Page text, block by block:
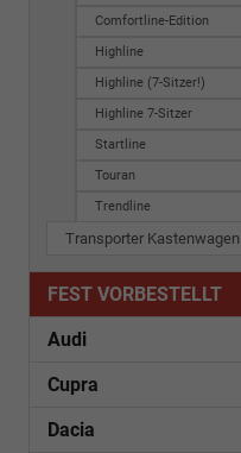
Comfortline-Edition
Highline
Highline (7-Sitzer!)
Highline 7-Sitzer
Startline
Touran
Trendline
Transporter Kastenwagen
FEST VORBESTELLT
Audi
Cupra
Dacia